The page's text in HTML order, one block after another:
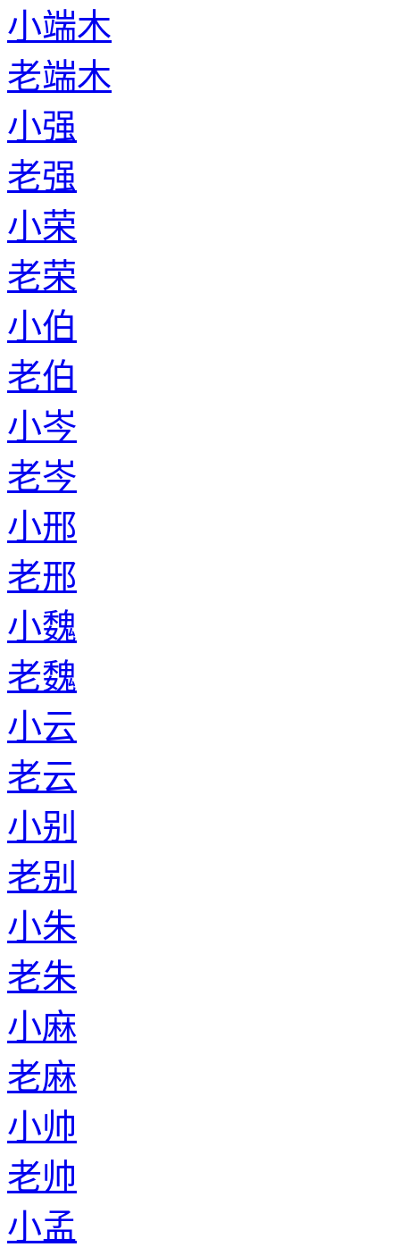
小端木
老端木
小强
老强
小荣
老荣
小伯
老伯
小岑
老岑
小邢
老邢
小魏
老魏
小云
老云
小别
老别
小朱
老朱
小麻
老麻
小帅
老帅
小孟